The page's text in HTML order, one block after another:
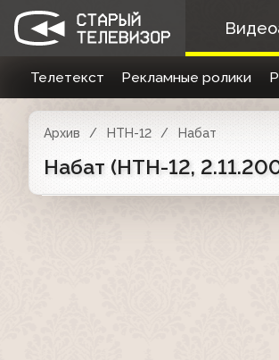
Телетекст Рекламные ролики
Архив НТН-12 Набат
Набат (НТН-12,